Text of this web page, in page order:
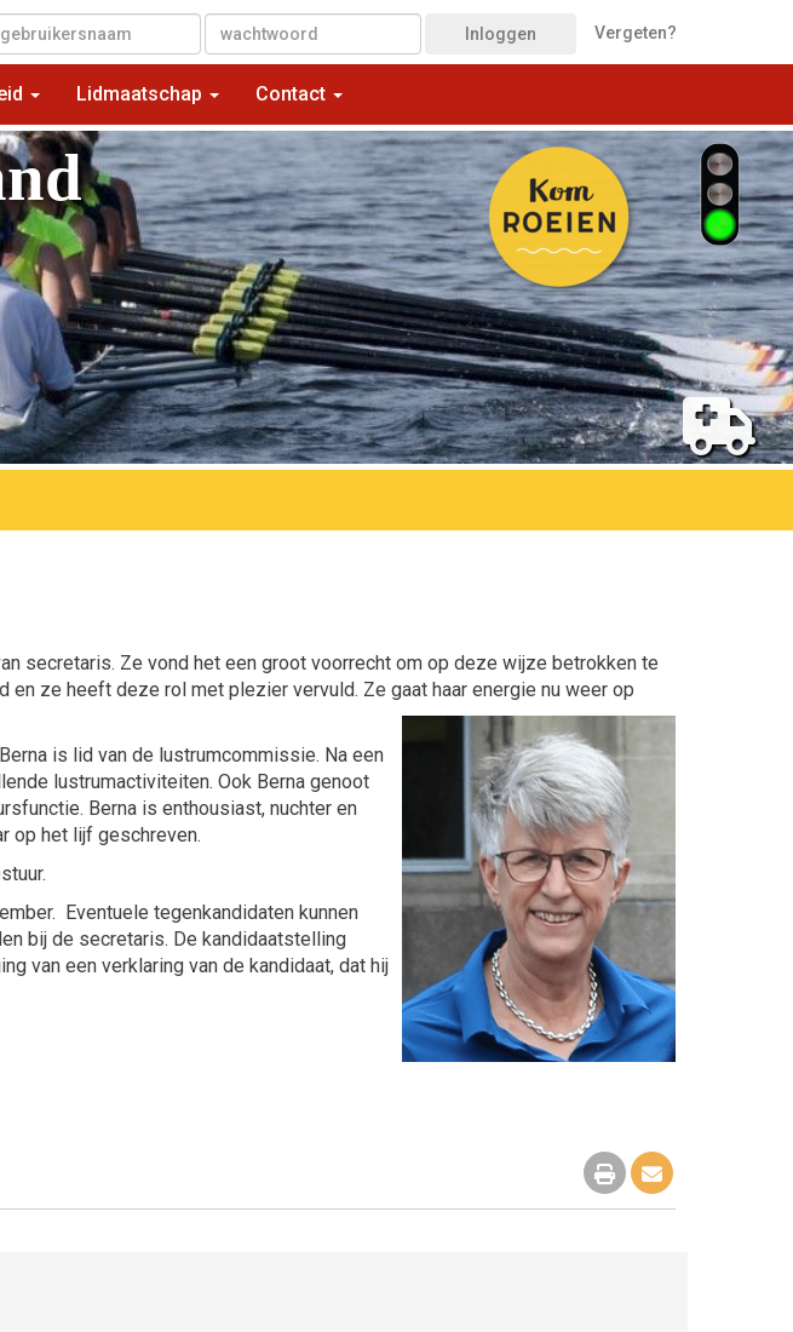
Inloggen Vergeten?
Lidmaatschap Contact
secretaris. Ze vond het een groot voorrecht om op deze wijze betrokken te
ze heeft deze rol met plezier vervuld. Ze gaat haar energie nu weer op
is lid van de lustrumcommissie. Na een
lustrumactiviteiten. Ook Berna genoot
Berna is enthousiast, nuchter en
op het lijf geschreven.
Eventuele tegenkandidaten kunnen
bij de secretaris. De kandidaatstelling
van een verklaring van de kandidaat, dat hij